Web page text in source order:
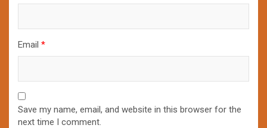
Email *
Save my name, email, and website in this browser for the
next time I comment.